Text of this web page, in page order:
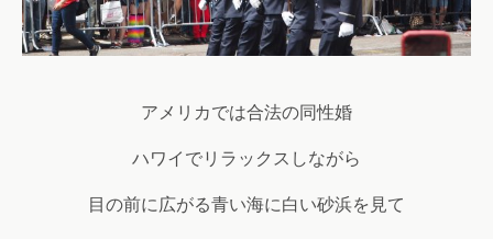
アメリカでは合法の同性婚
ハワイでリラックスしながら
目の前に広がる青い海に白い砂浜を見て